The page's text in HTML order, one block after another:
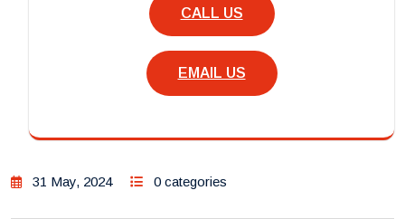
CALL US
EMAIL US
31 May, 2024 0 categories